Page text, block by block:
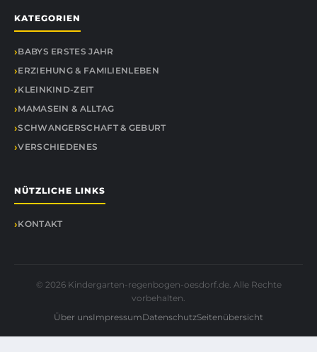
KATEGORIEN
BABYS ERSTES JAHR
ERZIEHUNG & FAMILIENLEBEN
KLEINKIND-ZEIT
MAMASEIN & ALLTAG
SCHWANGERSCHAFT & GEBURT
VERSCHIEDENES
NÜTZLICHE LINKS
KONTAKT
© 2026 Kindergarten-regenbogen-oesdorf.de. Alle Rechte
vorbehalten.
Über unsImpressumDatenschutzSeitenübersicht